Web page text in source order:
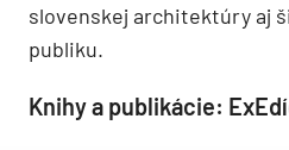
slovenskej architektúry aj
publiku.
Knihy a publikácie: